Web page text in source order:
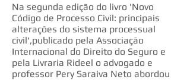
Na segunda edição do livro 'Novo
Código de Processo Civil: principais
alterações do sistema processual
civil',publicado pela Associação
Internacional do Direito do Seguro e
pela Livraria Rideel o advogado e
professor Pery Saraiva Neto abordou